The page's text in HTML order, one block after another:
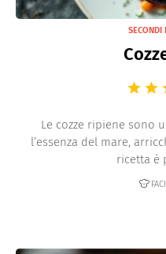
SECONDI
Le cozze ripiene sono
l’essenza del mare,
ricetta è